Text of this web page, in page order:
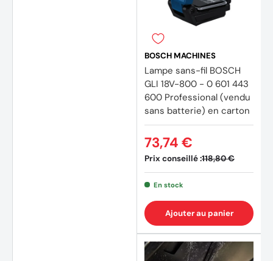
BOSCH MACHINES
Lampe sans-fil BOSCH
GLI 18V-800 - 0 601 443
600 Professional (vendu
sans batterie) en carton
Prix conseillé :118,80 €
73,74 €
En stock
Ajouter au panier